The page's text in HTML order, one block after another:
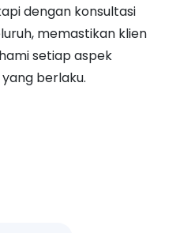
dengan konsultasi
memastikan klien
setiap aspek
berlaku.